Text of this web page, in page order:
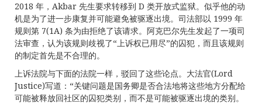
2018 年，Akbar 先生要求转移到 D 类开放式监狱。似乎他的动
机是为了进一步康复并可能避免被驱逐出境。司法部以 1999 年
规则第 7(1A) 条为由拒绝了该请求。阿克巴尔先生发起了一项司
法审查，认为该规则歧视了“上诉权已用尽”的囚犯，而且该规则
的制定首先是不合理的。
上诉法院与下面的法院一样，驳回了这些论点。大法官(Lord
Justice)写道：“关键问题是国务卿是否合法地将这些地方分配给
可能被释放回社区的囚犯类别，而不是可能被驱逐出境的类别。